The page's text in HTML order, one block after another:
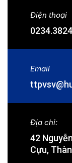
Điện thoại
Email
Địa chỉ:
42
Cựu,